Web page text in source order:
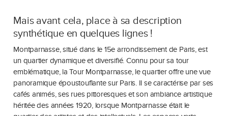
Mais avant cela, place à sa description
synthétique en quelques lignes !
Montparnasse, situé dans le 15e arrondissement de Paris, est
un quartier dynamique et diversifié. Connu pour sa tour
emblématique, la Tour Montparnasse, le quartier offre une vue
panoramique époustouflante sur Paris. Il se caractérise par ses
cafés animés, ses rues pittoresques et son ambiance artistique
héritée des années 1920, lorsque Montparnasse était le